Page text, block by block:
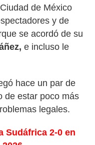
de México
y de
se acordó de su
e incluso le
hace un par de
de estar poco más
legales.
Sudáfrica 2-0 en